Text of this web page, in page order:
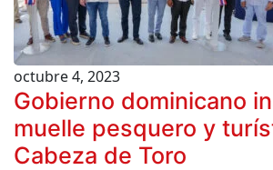
octubre 4, 2023
Gobierno dominicano
muelle pesquero y
Cabeza de Toro